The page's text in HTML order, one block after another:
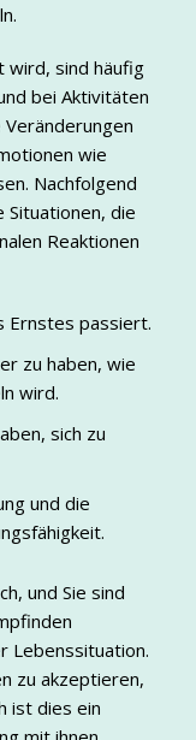
wird, sind häufig
bei Aktivitäten
wie
Nachfolgend
Situationen, die
Reaktionen
Ernstes passiert.
zu haben, wie
wird.
sich zu
und die
und Sie sind
Lebenssituation.
zu akzeptieren,
ist dies ein